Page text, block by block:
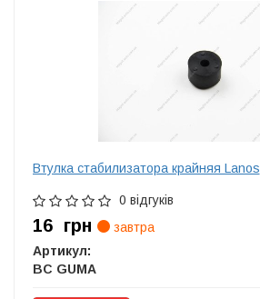
Втулка стабилизатора крайняя Lanos
0 відгуків
16 грн
завтра
Артикул:
BC GUMA